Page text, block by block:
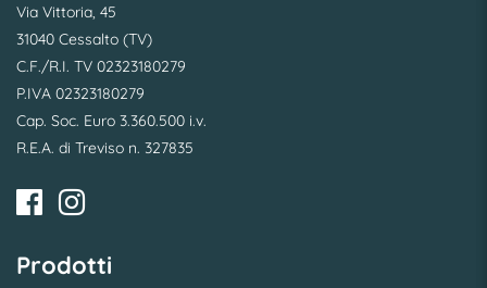
Via Vittoria, 45
31040 Cessalto (TV)
C.F./R.I. TV 02323180279
P.IVA 02323180279
Cap. Soc. Euro 3.360.500 i.v.
R.E.A. di Treviso n. 327835
Prodotti